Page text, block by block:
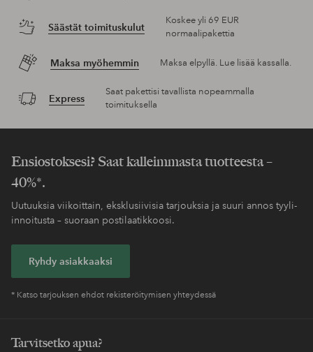
Säästät toimituskulut
Koskee yli 69 EUR
normaalipakettia
Maksa myöhemmin Maksa elpyllä. Lue lisää kassalla.
Express
Saat pakettisi tavallista nopeammalla
toimituksella
Ensiostoksesi? Saat kalleimmasta tuotteesta –
40%*.
Uutuuksia viikoittain, eksklusiivisia tarjouksia ja suuri annos tyyli-
innoitusta – suoraan postilaatikkoosi.
Ryhdy asiakkaaksi
* Katso tarjouksen ehdot rekisteröitymisen yhteydessä
Tarvitsetko apua?